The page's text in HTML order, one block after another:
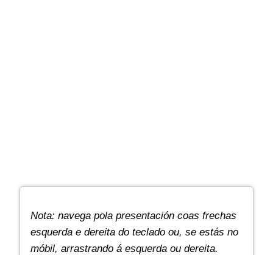
Nota: navega pola presentación coas frechas
esquerda e dereita do teclado ou, se estás no
móbil, arrastrando á esquerda ou dereita.